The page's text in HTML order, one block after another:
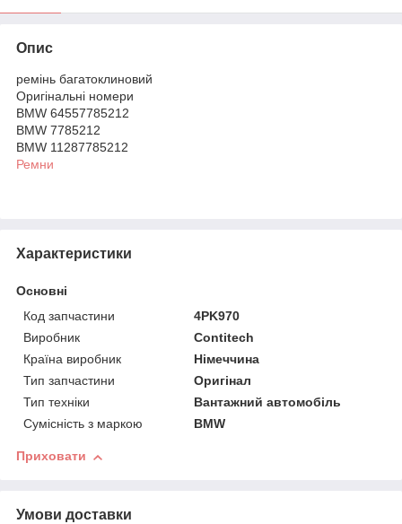
Опис
ремінь багатоклиновий
Оригінальні номери
BMW 64557785212
BMW 7785212
BMW 11287785212
Ремни
Характеристики
Основні
Код запчастини
4PK970
Виробник
Contitech
Країна виробник
Німеччина
Тип запчастини
Оригінал
Тип техніки
Вантажний автомобіль
Сумісність з маркою
BMW
Приховати
Умови доставки